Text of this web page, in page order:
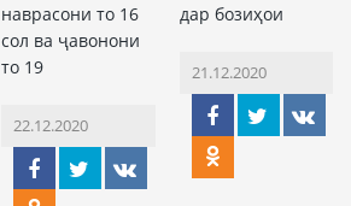
наврасони то 16
сол ва ҷавонони
то 19
22.12.2020
дар бозиҳои
21.12.2020